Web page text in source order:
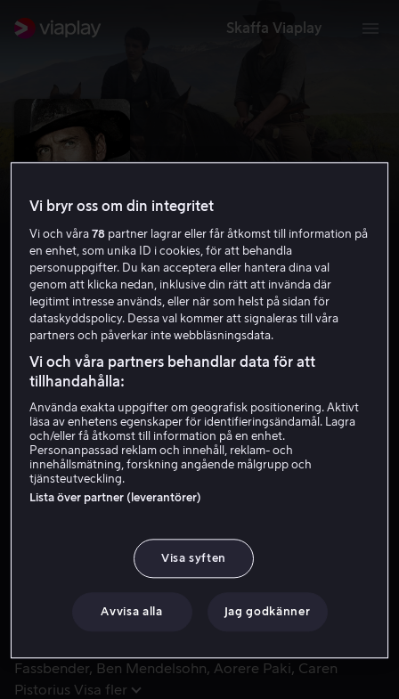
Skaffa Viaplay
Slow West
HD
Hyr 39 kr
Köp 89 kr
flickan Rose att bli anklagad för mord. Rose och hennes
far flyr till Amerika, men den unge mannen följer efter
Fassbender
Ben Mendelsohn Aorere Paki
Caren
Pistorius Visa fler
Vi bryr oss om din integritet
Vi och våra78 partner lagrar eller får åtkomst till information på
en enhet, som unika ID i cookies, för att behandla
personuppgifter. Du kan acceptera eller hantera dina val
genom att klicka nedan, inklusive din rätt att invända där
legitimt intresse används, eller när som helst på sidan för
dataskyddspolicy. Dessa val kommer att signaleras till våra
partners och påverkar inte webbläsningsdata.
Vi och våra partners behandlar data för att
tillhandahålla:
Använda exakta uppgifter om geografisk positionering. Aktivt
läsa av enhetens egenskaper för identifieringsändamål. Lagra
och/eller få åtkomst till information på en enhet.
Personanpassad reklam och innehåll, reklam- och
innehållsmätning, forskning angående målgrupp och
tjänsteutveckling.
Lista över partner (leverantörer)
Visa syften
Avvisa alla Jag godkänner